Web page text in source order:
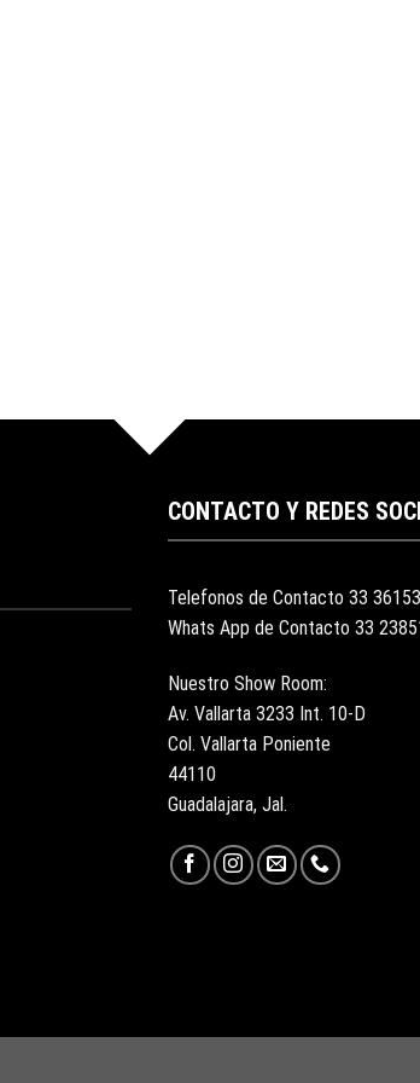
CONTACTO Y REDES
Telefonos de Contacto 33
Whats App de Contacto 33
Nuestro Show Room:
Av. Vallarta 3233 Int. 10-D
Col. Vallarta Poniente
44110
Guadalajara, Jal.